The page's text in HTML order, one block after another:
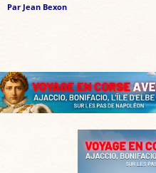
Par Jean Bexon